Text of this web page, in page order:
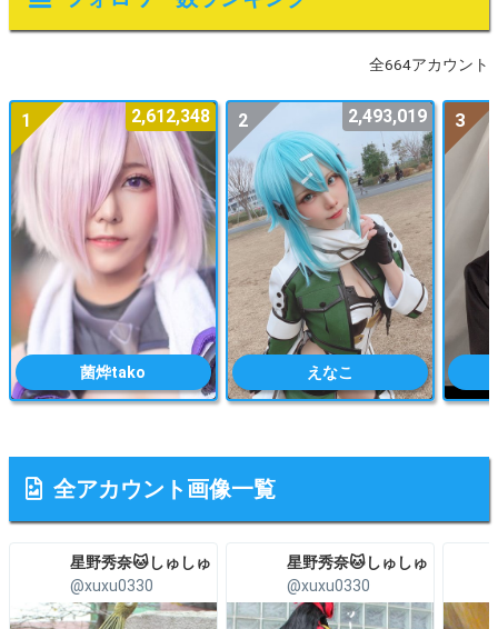
全664アカウント
菌烨tako
1 2,612,348
えなこ
2 2,493,019 3
全アカウント画像一覧
星野秀奈🐱しゅしゅ
@xuxu0330
星野秀奈🐱しゅしゅ
@xuxu0330